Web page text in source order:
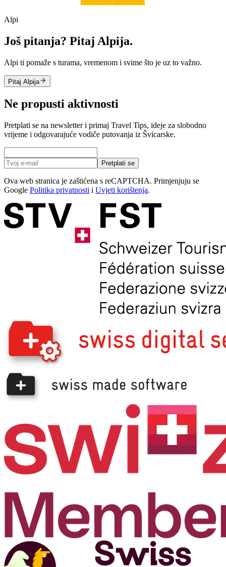
Alpi
Još pitanja? Pitaj Alpija.
Alpi ti pomaže s turama, vremenom i svime što je uz to važno.
Pitaj Alpija
Ne propusti aktivnosti
Pretplati se na newsletter i primaj Travel Tips, ideje za slobodno
vrijeme i odgovarajuće vodiče putovanja iz Švicarske.
Pretplati se
Ova web stranica je zaštićena s reCAPTCHA. Primjenjuju se
Google Politika privatnosti i Uvjeti korištenja.